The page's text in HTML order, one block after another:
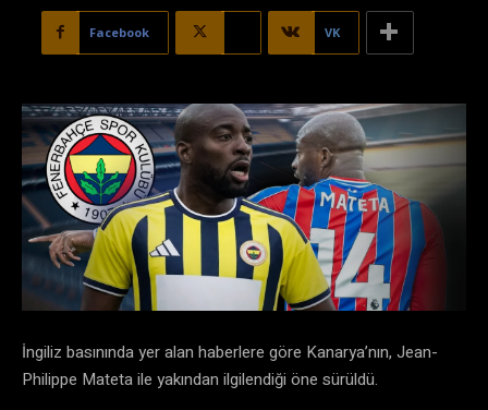
Facebook VK
İngiliz basınında yer alan haberlere göre Kanarya’nın, Jean-
Philippe Mateta ile yakından ilgilendiği öne sürüldü.